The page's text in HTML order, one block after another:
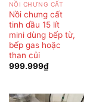
NỒI CHƯNG CẤT
Nồi chưng cất
tinh dầu 15 lít
mini dùng bếp từ,
bếp gas hoặc
than củi
999.999₫